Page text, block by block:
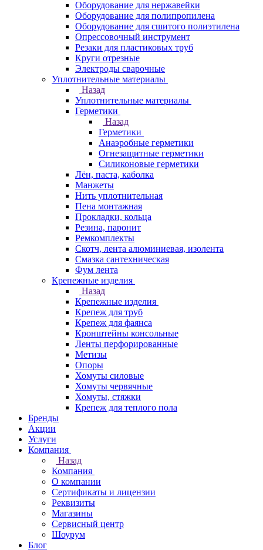
Оборудование для нержавейки
Оборудование для полипропилена
Оборудование для сшитого полиэтилена
Опрессовочный инструмент
Резаки для пластиковых труб
Круги отрезные
Электроды сварочные
Уплотнительные материалы
Назад
Уплотнительные материалы
Герметики
Назад
Герметики
Анаэробные герметики
Огнезащитные герметики
Силиконовые герметики
Лён, паста, каболка
Манжеты
Нить уплотнительная
Пена монтажная
Прокладки, кольца
Резина, паронит
Ремкомплекты
Скотч, лента алюминиевая, изолента
Смазка сантехническая
Фум лента
Крепежные изделия
Назад
Крепежные изделия
Крепеж для труб
Крепеж для фаянса
Кронштейны консольные
Ленты перфорированные
Метизы
Опоры
Хомуты силовые
Хомуты червячные
Хомуты, стяжки
Крепеж для теплого пола
Бренды
Акции
Услуги
Компания
Назад
Компания
О компании
Сертификаты и лицензии
Реквизиты
Магазины
Сервисный центр
Шоурум
Блог